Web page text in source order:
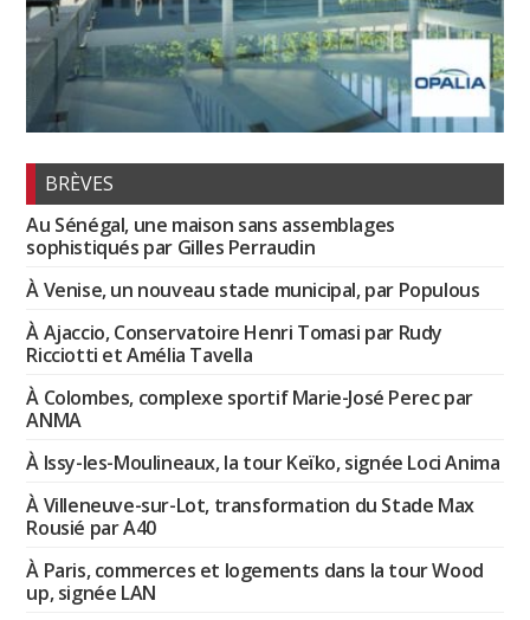
BRÈVES
Au Sénégal, une maison sans assemblages
sophistiqués par Gilles Perraudin
À Venise, un nouveau stade municipal, par Populous
À Ajaccio, Conservatoire Henri Tomasi par Rudy
Ricciotti et Amélia Tavella
À Colombes, complexe sportif Marie-José Perec par
ANMA
À Issy-les-Moulineaux, la tour Keïko, signée Loci Anima
À Villeneuve-sur-Lot, transformation du Stade Max
Rousié par A40
À Paris, commerces et logements dans la tour Wood
up, signée LAN